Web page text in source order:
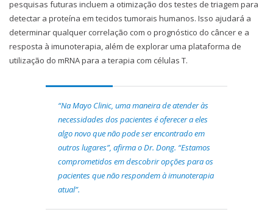
pesquisas futuras incluem a otimização dos testes de triagem para
detectar a proteína em tecidos tumorais humanos. Isso ajudará a
determinar qualquer correlação com o prognóstico do câncer e a
resposta à imunoterapia, além de explorar uma plataforma de
utilização do mRNA para a terapia com células T.
“Na Mayo Clinic, uma maneira de atender às
necessidades dos pacientes é oferecer a eles
algo novo que não pode ser encontrado em
outros lugares”, afirma o Dr. Dong. “Estamos
comprometidos em descobrir opções para os
pacientes que não respondem à imunoterapia
atual”.